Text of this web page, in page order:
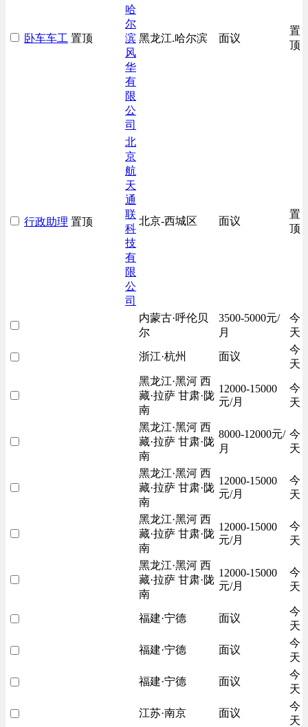
卧车车工 置顶
哈
尔
滨
风
华
有
限
公
司
黑龙江.哈尔滨 面议
置
顶
行政助理 置顶
北
京
航
天
通
联
科
技
有
限
公
司
北京-西城区 面议
置
顶
内蒙古·呼伦贝
尔
3500-5000元/
月
今
天
浙江·杭州 面议
今
天
黑龙江·黑河 西
藏·拉萨 甘肃·陇
南
12000-15000
元/月
今
天
黑龙江·黑河 西
藏·拉萨 甘肃·陇
南
8000-12000元/
月
今
天
黑龙江·黑河 西
藏·拉萨 甘肃·陇
南
12000-15000
元/月
今
天
黑龙江·黑河 西
藏·拉萨 甘肃·陇
南
12000-15000
元/月
今
天
黑龙江·黑河 西
藏·拉萨 甘肃·陇
南
12000-15000
元/月
今
天
福建·宁德 面议
今
天
福建·宁德 面议
今
天
福建·宁德 面议
今
天
江苏·南京 面议
今
天